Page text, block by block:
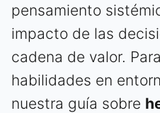
pensamiento
impacto de las
cadena de valor.
habilidades en
nuestra guía sobre